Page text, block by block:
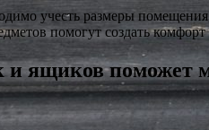
учесть размеры
помогут создать
ящиков поможет